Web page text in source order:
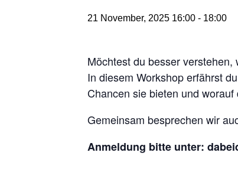
21 November, 2025 16:00 - 18:00
Möchtest du besser
In diesem Workshop erfährst
Chancen sie bieten und
Gemeinsam besprechen wir
Anmeldung bitte unter: